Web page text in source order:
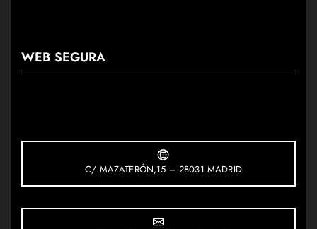
WEB SEGURA
C/ MAZATERÓN,15 – 28031 MADRID